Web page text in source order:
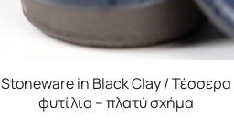
Stoneware in Black Clay / Τέσσερα
φυτίλια – πλατύ σχήμα